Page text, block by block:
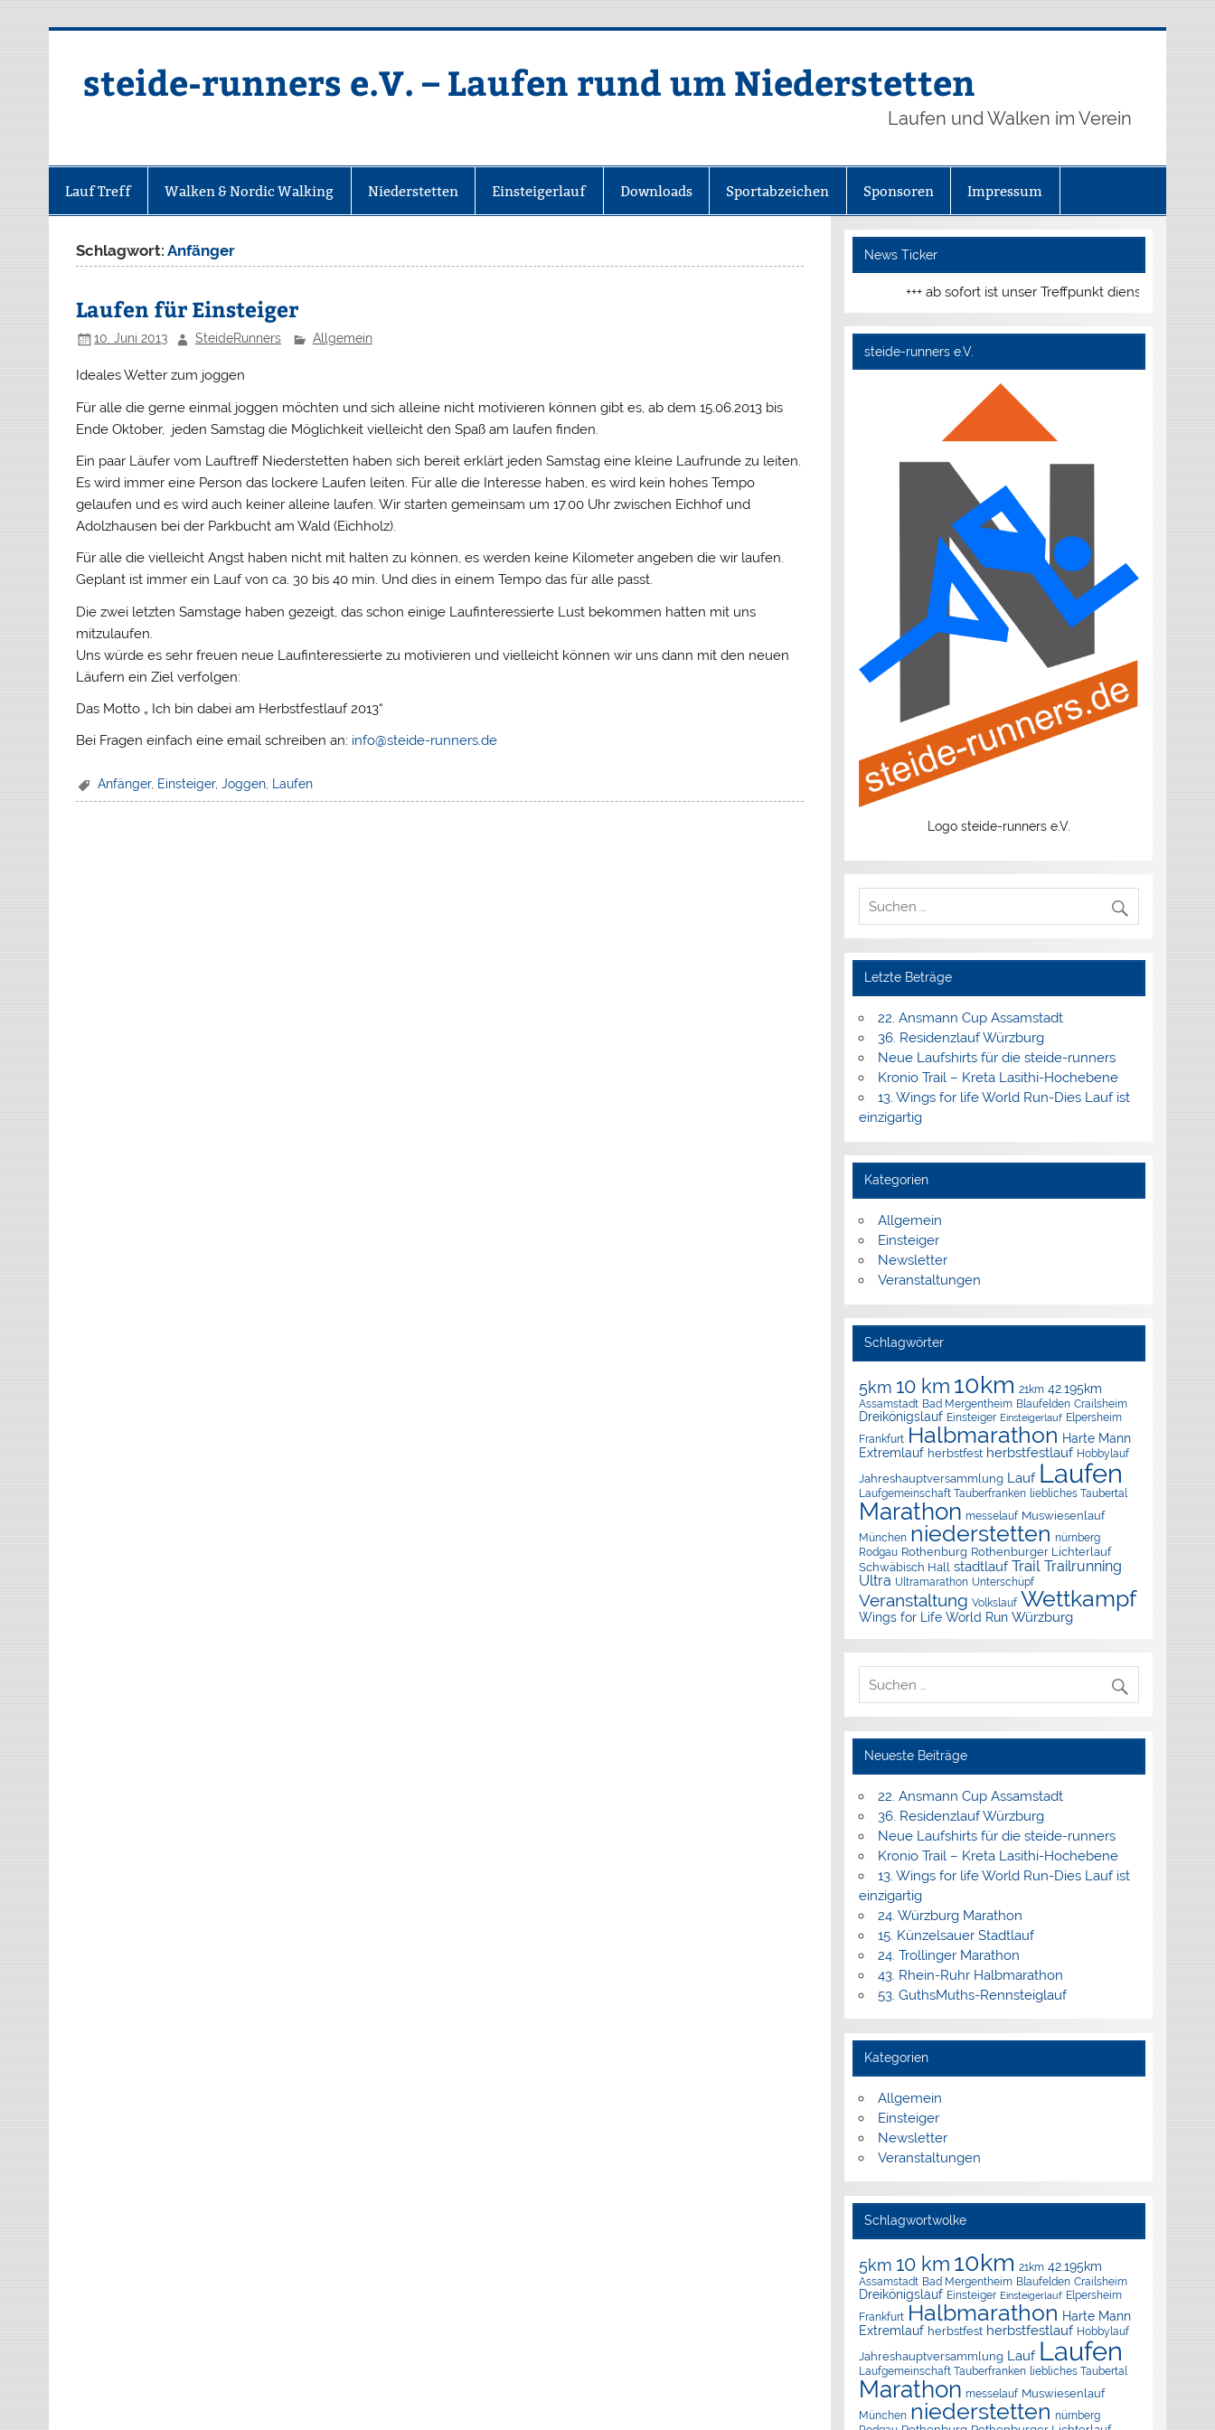
steide-runners e.V. – Laufen rund um Niederstetten
Laufen und Walken im Verein
Lauf Treff Walken & Nordic Walking Niederstetten Einsteigerlauf Downloads Sportabzeichen Sponsoren Impressum
Schlagwort:Anfänger
Laufen für Einsteiger
10. Juni 2013 SteideRunners Allgemein
Ideales Wetter zum joggen
Für alle die gerne einmal joggen möchten und sich alleine nicht motivieren können gibt es, ab dem 15.06.2013 bis
Ende Oktober, jeden Samstag die Möglichkeit vielleicht den Spaß am laufen finden.
Ein paar Läufer vom Lauftreff Niederstetten haben sich bereit erklärt jeden Samstag eine kleine Laufrunde zu leiten.
Es wird immer eine Person das lockere Laufen leiten. Für alle die Interesse haben, es wird kein hohes Tempo
gelaufen und es wird auch keiner alleine laufen. Wir starten gemeinsam um 17.00 Uhr zwischen Eichhof und
Adolzhausen bei der Parkbucht am Wald (Eichholz).
Für alle die vielleicht Angst haben nicht mit halten zu können, es werden keine Kilometer angeben die wir laufen.
Geplant ist immer ein Lauf von ca. 30 bis 40 min. Und dies in einem Tempo das für alle passt.
Die zwei letzten Samstage haben gezeigt, das schon einige Laufinteressierte Lust bekommen hatten mit uns
mitzulaufen.
Uns würde es sehr freuen neue Laufinteressierte zu motivieren und vielleicht können wir uns dann mit den neuen
Läufern ein Ziel verfolgen:
Das Motto „ Ich bin dabei am Herbstfestlauf 2013“
Bei Fragen einfach eine email schreiben an: info@steide-runners.de
Anfänger, Einsteiger,Joggen Laufen
News Ticker
+++ ab sofort ist unser Treffpunkt dienstags und
steide-runners e.V.
Logo steide-runners e.V.
Letzte Beträge
22. Ansmann Cup Assamstadt
36. Residenzlauf Würzburg
Neue Laufshirts für die steide-runners
Kronio Trail – Kreta Lasithi-Hochebene
13. Wings for life World Run-Dies Lauf ist
einzigartig
Kategorien
Allgemein
Einsteiger
Newsletter
Veranstaltungen
Schlagwörter
5km 10 km 10km 21km 42.195km
Assamstadt Bad Mergentheim Blaufelden Crailsheim
Dreikönigslauf Einsteiger Einsteigerlauf Elpersheim
Frankfurt Halbmarathon Harte Mann
Extremlauf herbstfest herbstfestlauf Hobbylauf
Jahreshauptversammlung Lauf Laufen
Laufgemeinschaft Tauberfranken liebliches Taubertal
Marathon messelauf Muswiesenlauf
München niederstetten nürnberg
Rodgau Rothenburg Rothenburger Lichterlauf
Schwäbisch Hall stadtlauf Trail Trailrunning
Ultra Ultramarathon Unterschüpf
Veranstaltung Volkslauf Wettkampf
Wings for Life World Run Würzburg
Neueste Beiträge
22. Ansmann Cup Assamstadt
36. Residenzlauf Würzburg
Neue Laufshirts für die steide-runners
Kronio Trail – Kreta Lasithi-Hochebene
13. Wings for life World Run-Dies Lauf ist
einzigartig
24. Würzburg Marathon
15. Künzelsauer Stadtlauf
24. Trollinger Marathon
43. Rhein-Ruhr Halbmarathon
53. GuthsMuths-Rennsteiglauf
Kategorien
Allgemein
Einsteiger
Newsletter
Veranstaltungen
Schlagwortwolke
5km 10 km 10km 21km 42.195km
Assamstadt Bad Mergentheim Blaufelden Crailsheim
Dreikönigslauf Einsteiger Einsteigerlauf Elpersheim
Frankfurt Halbmarathon Harte Mann
Extremlauf herbstfest herbstfestlauf Hobbylauf
Jahreshauptversammlung Lauf Laufen
Laufgemeinschaft Tauberfranken liebliches Taubertal
Marathon messelauf Muswiesenlauf
München niederstetten nürnberg